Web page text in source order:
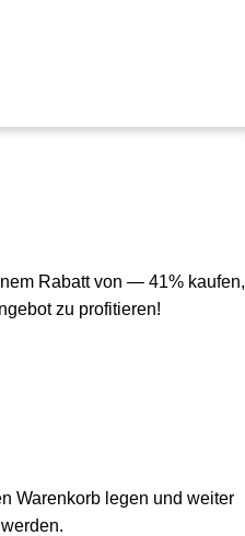
Rabatt von — 41% kaufen,
zu profitieren!
Warenkorb legen und weiter